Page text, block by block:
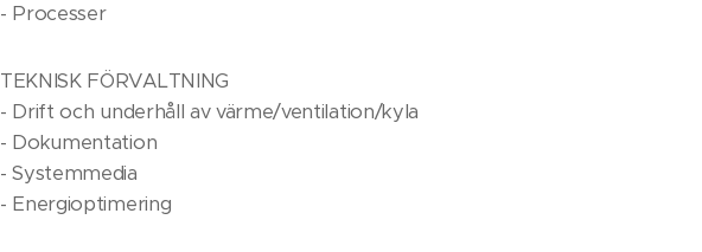
- Processer
TEKNISK FÖRVALTNING
- Drift och underhåll av värme/ventilation/kyla
- Dokumentation
- Systemmedia
- Energioptimering